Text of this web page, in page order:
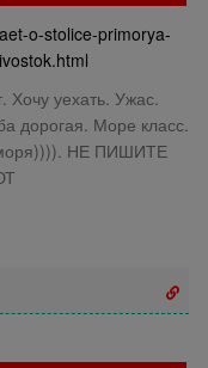
o-stolice-primorya-
уехать. Ужас.
дорогая. Море класс.
моря)))). НЕ ПИШИТЕ